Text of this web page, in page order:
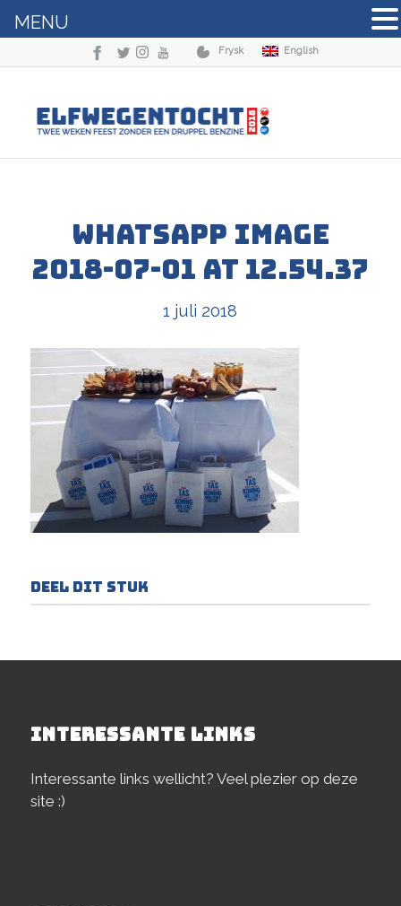
Frysk English
WhatsApp Image
2018-07-01 at 12.54.37
1 juli 2018
Deel dit stuk
INTERESSANTE LINKS
Interessante links wellicht? Veel plezier op deze
site :)
MENU